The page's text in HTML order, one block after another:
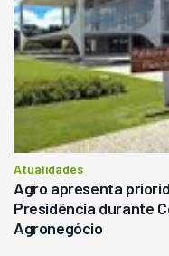
Atualidades
Agro apresenta
Presidência durante
Agronegócio